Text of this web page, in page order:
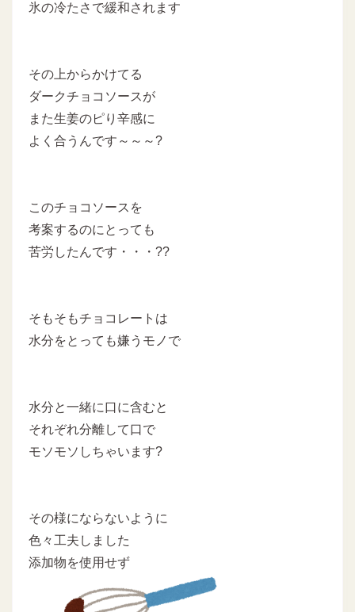
氷の冷たさで緩和されます
その上からかけてる
ダークチョコソースが
また生姜のピり辛感に
よく合うんです～～～?
このチョコソースを
考案するのにとっても
苦労したんです・・・??
そもそもチョコレートは
水分をとっても嫌うモノで
水分と一緒に口に含むと
それぞれ分離して口で
モソモソしちゃいます?
その様にならないように
色々工夫しました
添加物を使用せず